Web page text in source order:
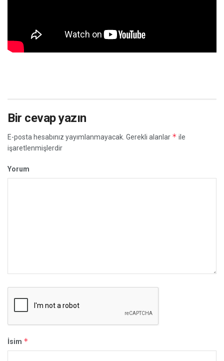
Bir cevap yazın
E-posta hesabınız yayımlanmayacak. Gerekli alanlar * ile
işaretlenmişlerdir
Yorum
İsim *